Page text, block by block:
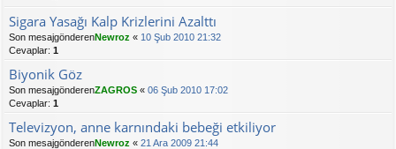
Sigara Yasağı Kalp Krizlerini Azalttı
Son mesajgönderenNewroz « 10 Şub 2010 21:32
Cevaplar: 1
Biyonik Göz
Son mesajgönderenZAGROS « 06 Şub 2010 17:02
Cevaplar: 1
Televizyon, anne karnındaki bebeği etkiliyor
Son mesajgönderenNewroz « 21 Ara 2009 21:44